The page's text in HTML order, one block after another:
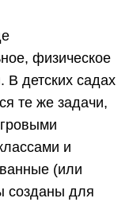
физическое
В детских садах
те же задачи,
и
(или
созданы для